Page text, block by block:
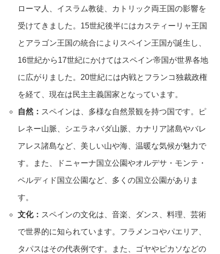
ローマ人、イスラム教徒、カトリック両王国の影響を
受けてきました。15世紀後半にはカスティーリャ王国
とアラゴン王国の統合によりスペイン王国が誕生し、
16世紀から17世紀にかけてはスペイン帝国が世界各地
に広がりました。20世紀には内戦とフランコ独裁政権
を経て、現在は民主主義国家となっています。
自然： スペインは、多様な自然景観を持つ国です。ピ
レネー山脈、シエラネバダ山脈、カナリア諸島やバレ
アレス諸島など、美しい山や海、温暖な気候が魅力で
す。また、ドニャーナ国立公園やオルデサ・モンテ・
ペルディド国立公園など、多くの国立公園がありま
す。
文化： スペインの文化は、音楽、ダンス、料理、芸術
で世界的に知られています。フラメンコやパエリア、
タパスはその代表例です。また、ゴヤやピカソなどの